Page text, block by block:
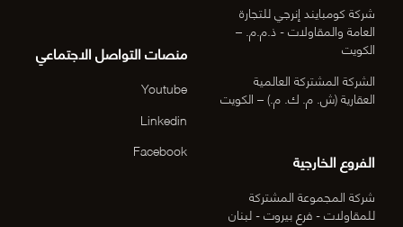
شركة كومبايند إنرجي للتجارة
العامة والمقاولات - ذ.م.م. –
الكويت
الشركة المشتركة العالمية
العقارية (ش. م. ك. م.) – الكويت
الفروع الخارجية
شركة المجموعة المشتركة
للمقاولات - فرع بيروت - لبنان
منصات التواصل الاجتماعي
Youtube
Linkedin
Facebook